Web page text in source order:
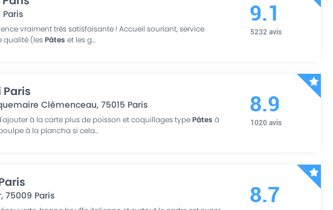
Paris
vraiment très satisfaisante ! Accueil souriant, service
qualité (lesPâtes et les g...
9.1
5232 avis
Paris
Clémenceau,75015 Paris
à la carte plus de poisson et coquillages typePâtes à
à la plancha si cela...
8.9
1020 avis
,75009 Paris 8.7